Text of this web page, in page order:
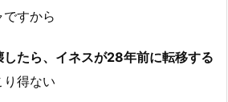
すから
したら、イネスが28年前に転移する
り得ない